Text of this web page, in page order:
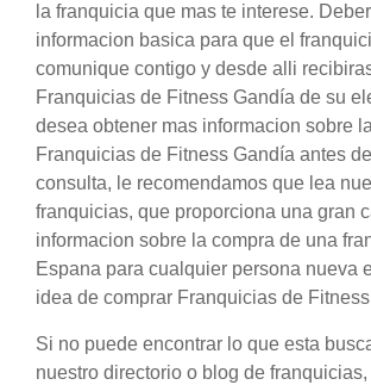
la franquicia que mas te interese.
informacion basica para que el
comunique contigo y desde alli
Franquicias de Fitness Gandía de su
desea obtener mas informacion sobre
Franquicias de Fitness Gandía antes
consulta, le recomendamos que lea
franquicias, que proporciona una gran
informacion sobre la compra de una
Espana para cualquier persona nueva
idea de comprar Franquicias de
Si no puede encontrar lo que esta
nuestro directorio o blog de